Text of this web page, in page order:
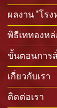
ผลงาน "โรง
พิธีเททองห
ขั้นตอนการ
เกี่ยวกับเรา
ติดต่อเรา